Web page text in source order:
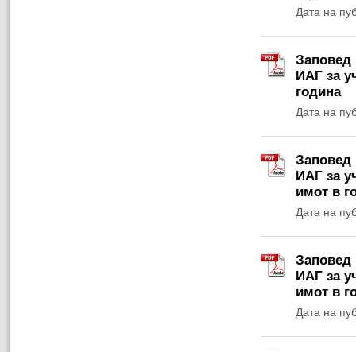
Дата на
Заповед
ИАГ за
година
Дата на
Заповед
ИАГ за
имот в
Дата на
Заповед
ИАГ за
имот в
Дата на